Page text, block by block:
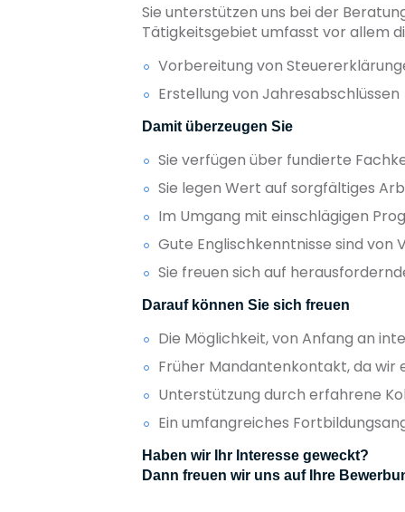
Sie unterstützen uns bei der
Tätigkeitsgebiet umfasst vor allem
Vorbereitung von
Erstellung von Jahresabschlüssen
Damit überzeugen Sie
Sie verfügen über fundierte
Sie legen Wert auf sorgfältiges
Im Umgang mit einschlägigen
Gute Englischkenntnisse sind von
Sie freuen sich auf
Darauf können Sie sich freuen
Die Möglichkeit, von Anfang an
Früher Mandantenkontakt, da wir
Unterstützung durch erfahrene
Ein umfangreiches
Haben wir Ihr Interesse geweckt?
Dann freuen wir uns auf Ihre